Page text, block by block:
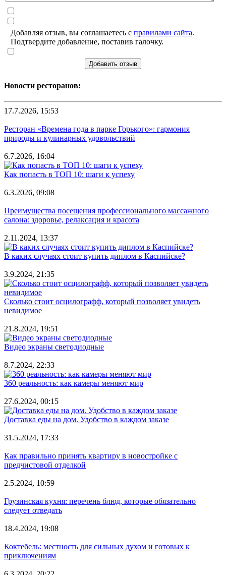
Добавляя отзыв, вы соглашаетесь с правилами сайта.
Подтвердите добавление, поставив галочку.
Добавить отзыв
Новости ресторанов:
17.7.2026, 15:53
Ресторан «Времена года в парке Горького»: гармония
природы и кулинарных удовольствий
6.7.2026, 16:04
Как попасть в ТОП 10: шаги к успеху
6.3.2026, 09:08
Преимущества посещения профессионального массажного
салона: здоровье, релаксация и красота
2.11.2024, 13:37
В каких случаях стоит купить диплом в Каспийске?
3.9.2024, 21:35
Сколько стоит осцилографф, который позволяет увидеть
невидимое
21.8.2024, 19:51
Видео экраны светодиодные
8.7.2024, 22:33
360 реальность: как камеры меняют мир
27.6.2024, 00:15
Доставка еды на дом. Удобство в каждом заказе
31.5.2024, 17:33
Как правильно принять квартиру в новостройке с
предчистовой отделкой
2.5.2024, 10:59
Грузинская кухня: перечень блюд, которые обязательно
следует отведать
18.4.2024, 19:08
Коктебель: местность для сильных духом и готовых к
приключениям